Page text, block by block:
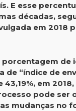
E esse
décadas,
em 2018
porcentagem de
de “índice de
em 2018,
pode ser
mudanças no